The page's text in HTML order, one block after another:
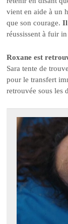
vient en aide à un
que son courage.Il
réussissent à fuir
Roxane est
Sara tente de
pour le transfert
retrouvée sous les